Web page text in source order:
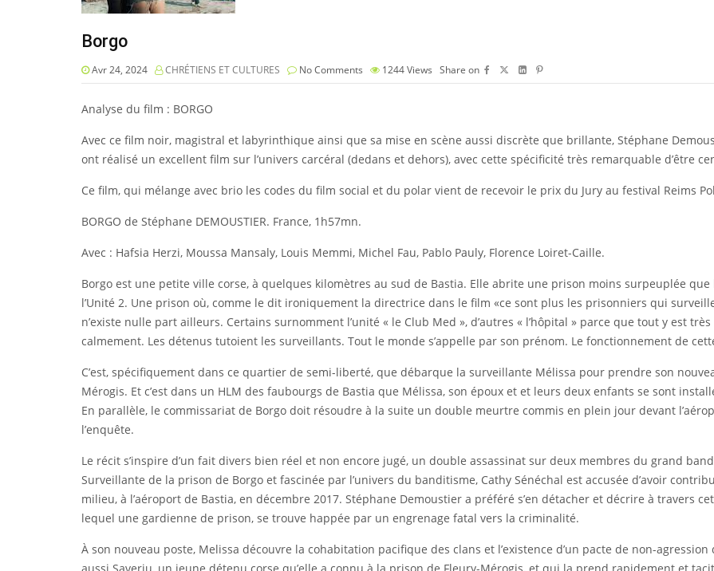
Borgo
Avr 24, 2024 CHRÉTIENS ET CULTURES No Comments 1244Views Share on
Analyse du film : BORGO
Avec ce film noir, magistral et labyrinthique ainsi que sa mise en scène aussi discrète que brillante, Stéphane
ont réalisé un excellent film sur l’univers carcéral (dedans et dehors), avec cette spécificité très remarquable d’être
Ce film, qui mélange avec brio les codes du film social et du polar vient de recevoir le prix du Jury au festival Reims
BORGO de Stéphane DEMOUSTIER. France, 1h57mn.
Avec : Hafsia Herzi, Moussa Mansaly, Louis Memmi, Michel Fau, Pablo Pauly, Florence Loiret-Caille.
Borgo est une petite ville corse, à quelques kilomètres au sud de Bastia. Elle abrite une prison moins surpeuplée
l’Unité 2. Une prison où, comme le dit ironiquement la directrice dans le film «ce sont plus les prisonniers qui
n’existe nulle part ailleurs. Certains surnomment l’unité « le Club Med », d’autres « l’hôpital » parce que tout y est
calmement. Les détenus tutoient les surveillants. Tout le monde s’appelle par son prénom. Le fonctionnement de
C’est, spécifiquement dans ce quartier de semi-liberté, que débarque la surveillante Mélissa pour prendre son
Mérogis. Et c’est dans un HLM des faubourgs de Bastia que Mélissa, son époux et et leurs deux enfants se sont
En parallèle, le commissariat de Borgo doit résoudre à la suite un double meurtre commis en plein jour devant
l’enquête.
Le récit s’inspire d’un fait divers bien réel et non encore jugé, un double assassinat sur deux membres du grand
Surveillante de la prison de Borgo et fascinée par l’univers du banditisme, Cathy Sénéchal est accusée d’avoir
milieu, à l’aéroport de Bastia, en décembre 2017. Stéphane Demoustier a préféré s’en détacher et décrire à travers
lequel une gardienne de prison, se trouve happée par un engrenage fatal vers la criminalité.
À son nouveau poste, Melissa découvre la cohabitation pacifique des clans et l’existence d’un pacte de non-